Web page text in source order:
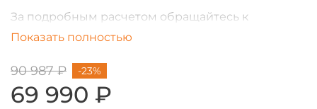
За подробным расчетом обращайтесь к
менеджеру.
Показать полностью
90 987 ₽
69 990 ₽
-23%